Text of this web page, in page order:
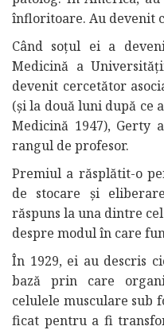
înfloritoare. Au devenit
Când soțul ei a
Medicină a
devenit cercetător
(și la două luni după
Medicină 1947), Gerty
rangul de profesor.
Premiul a răsplătit-o
de stocare și
răspuns la una dintre
despre modul în care
În 1929, ei au descris
bază prin care
celulele musculare sub
ficat pentru a fi